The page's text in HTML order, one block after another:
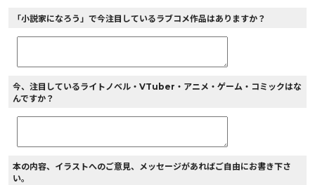
「小説家になろう」で今注目しているラブコメ作品はありますか？
今、注目しているライトノベル・VTuber・アニメ・ゲーム・コミックはな
んですか？
本の内容、イラストへのご意見、メッセージがあればご自由にお書き下さ
い。